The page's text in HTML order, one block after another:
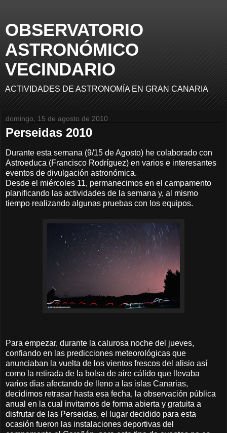
OBSERVATORIO
ASTRONÓMICO
VECINDARIO
ACTIVIDADES DE ASTRONOMÍA EN GRAN CANARIA
domingo, 15 de agosto de 2010
Perseidas 2010
Durante esta semana (9/15 de Agosto) he colaborado con
Astroeduca (Francisco Rodríguez) en varios e interesantes
eventos de divulgación astronómica.
Desde el miércoles 11, permanecimos en el campamento
planificando las actividades de la semana y, al mismo
tiempo realizando algunas pruebas con los equipos.
Para empezar, durante la calurosa noche del jueves,
confiando en las predicciones meteorológicas que
anunciaban la vuelta de los vientos frescos del alisio así
como la retirada de la bolsa de aire cálido que llevaba
varios dias afectando de lleno a las islas Canarias,
decidimos retrasar hasta esa fecha, la observación pública
anual en la cual invitamos de forma abierta y gratuita a
disfrutar de las Perseidas, el lugar decidido para esta
ocasión fueron las instalaciones deportivas del